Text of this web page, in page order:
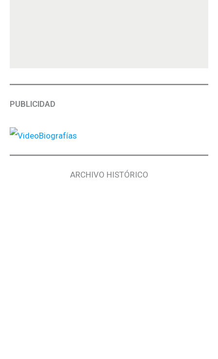
PUBLICIDAD
ARCHIVO HISTÓRICO